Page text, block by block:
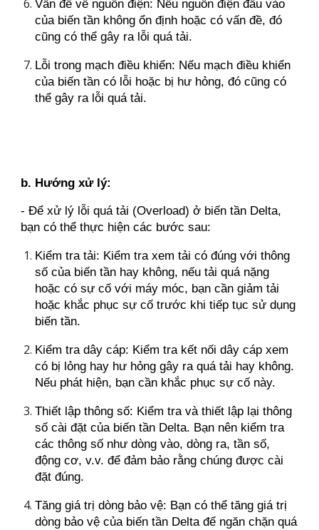
Vấn đề về nguồn điện: Nếu nguồn điện đầu vào
của biến tần không ổn định hoặc có vấn đề, đó
cũng có thể gây ra lỗi quá tải.
Lỗi trong mạch điều khiển: Nếu mạch điều khiển
của biến tần có lỗi hoặc bị hư hỏng, đó cũng có
thể gây ra lỗi quá tải.
b. Hướng xử lý:
- Để xử lý lỗi quá tải (Overload) ở biến tần Delta,
bạn có thể thực hiện các bước sau:
Kiểm tra tải: Kiểm tra xem tải có đúng với thông
số của biến tần hay không, nếu tải quá nặng
hoặc có sự cố với máy móc, bạn cần giảm tải
hoặc khắc phục sự cố trước khi tiếp tục sử dụng
biến tần.
Kiểm tra dây cáp: Kiểm tra kết nối dây cáp xem
có bị lỏng hay hư hỏng gây ra quá tải hay không.
Nếu phát hiện, bạn cần khắc phục sự cố này.
Thiết lập thông số: Kiểm tra và thiết lập lại thông
số cài đặt của biến tần Delta. Bạn nên kiểm tra
các thông số như dòng vào, dòng ra, tần số,
động cơ, v.v. để đảm bảo rằng chúng được cài
đặt đúng.
Tăng giá trị dòng bảo vệ: Bạn có thể tăng giá trị
dòng bảo vệ của biến tần Delta để ngăn chặn quá